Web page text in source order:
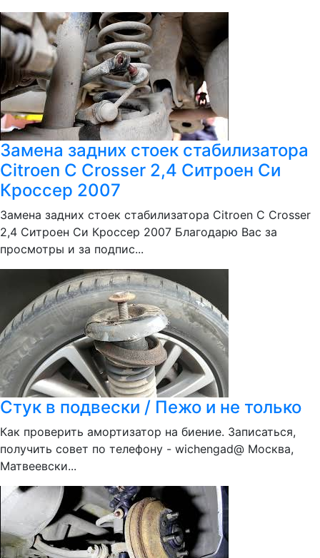
Замена задних стоек стабилизатора
Citroen C Crosser 2,4 Ситроен Си
Кроссер 2007
Замена задних стоек стабилизатора Citroen C Crosser
2,4 Ситроен Си Кроссер 2007 Благодарю Вас за
просмотры и за подпис...
Стук в подвески / Пежо и не только
Как проверить амортизатор на биение. Записаться,
получить совет по телефону - wichengad@ Москва,
Матвеевски...